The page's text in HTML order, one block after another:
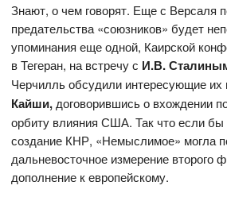
Знают, о чем говорят. Еще с Версаля
предательства «союзников» будет
упоминания еще одной, Каирской
в Тегеран, на встречу с И.В.
Черчилль обсудили интересующие
Кайши, договорившись о вхождении
орбиту влияния США. Так что если
создание КНР, «Немыслимое» могла
дальневосточное измерение второго
дополнение к европейскому.